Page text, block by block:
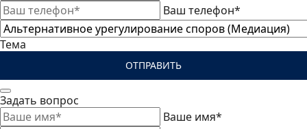
Ваш телефон*
Тема
ОТПРАВИТЬ
Задать вопрос
Ваше имя*